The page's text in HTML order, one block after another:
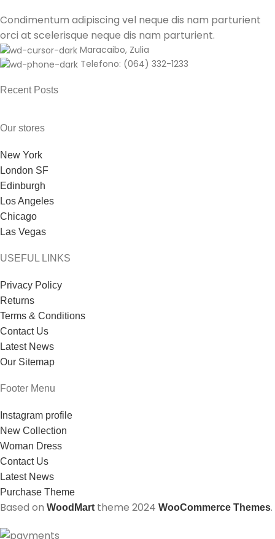
Condimentum adipiscing vel neque dis nam parturient
orci at scelerisque neque dis nam parturient.
Maracaibo, Zulia
Telefono: (064) 332-1233
Recent Posts
Our stores
New York
London SF
Edinburgh
Los Angeles
Chicago
Las Vegas
USEFUL LINKS
Privacy Policy
Returns
Terms & Conditions
Contact Us
Latest News
Our Sitemap
Footer Menu
Instagram profile
New Collection
Woman Dress
Contact Us
Latest News
Purchase Theme
Based on WoodMart theme 2024 WooCommerce Themes.